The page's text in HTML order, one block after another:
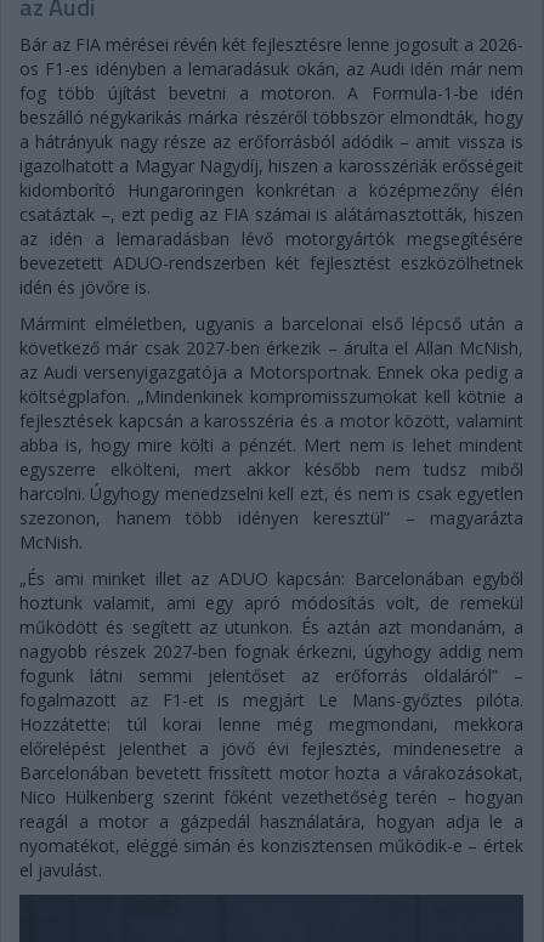
Bár az FIA mérései révén két fejlesztésre lenne jogosult a 2026-
os F1-es idényben a lemaradásuk okán, az Audi idén már nem
fog több újítást bevetni a motoron. A Formula-1-be idén
beszálló négykarikás márka részéről többször elmondták, hogy
a hátrányuk nagy része az erőforrásból adódik – amit vissza is
igazolhatott a Magyar Nagydíj, hiszen a karosszériák erősségeit
kidomborító Hungaroringen konkrétan a középmezőny élén
csatáztak –, ezt pedig az FIA számai is alátámasztották, hiszen
az idén a lemaradásban lévő motorgyártók megsegítésére
bevezetett ADUO-rendszerben két fejlesztést eszközölhetnek
idén és jövőre is.
Mármint elméletben, ugyanis a barcelonai első lépcső után a
következő már csak 2027-ben érkezik – árulta el Allan McNish,
az Audi versenyigazgatója a Motorsportnak. Ennek oka pedig a
költségplafon. „Mindenkinek kompromisszumokat kell kötnie a
fejlesztések kapcsán a karosszéria és a motor között, valamint
abba is, hogy mire költi a pénzét. Mert nem is lehet mindent
egyszerre elkölteni, mert akkor később nem tudsz miből
harcolni. Úgyhogy menedzselni kell ezt, és nem is csak egyetlen
szezonon, hanem több idényen keresztül” – magyarázta
McNish.
„És ami minket illet az ADUO kapcsán: Barcelonában egyből
hoztunk valamit, ami egy apró módosítás volt, de remekül
működött és segített az utunkon. És aztán azt mondanám, a
nagyobb részek 2027-ben fognak érkezni, úgyhogy addig nem
fogunk látni semmi jelentőset az erőforrás oldaláról” –
fogalmazott az F1-et is megjárt Le Mans-győztes pilóta.
Hozzátette: túl korai lenne még megmondani, mekkora
előrelépést jelenthet a jövő évi fejlesztés, mindenesetre a
Barcelonában bevetett frissített motor hozta a várakozásokat,
Nico Hülkenberg szerint főként vezethetőség terén – hogyan
reagál a motor a gázpedál használatára, hogyan adja le a
nyomatékot, eléggé simán és konzisztensen működik-e – értek
el javulást.